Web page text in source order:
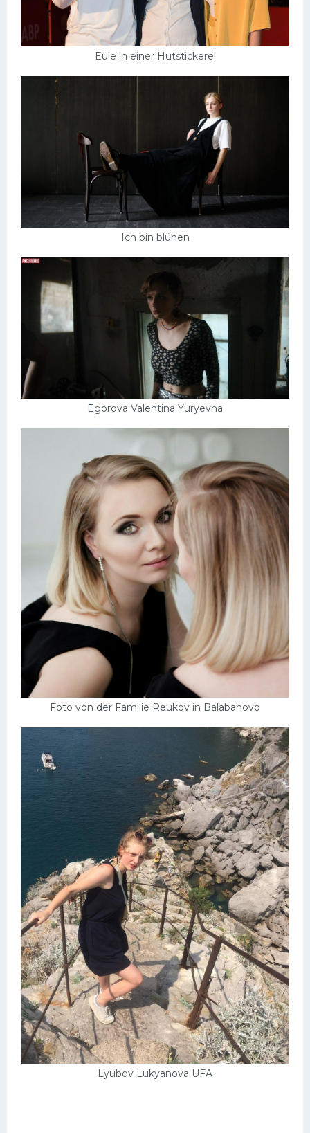
Eule in einer Hutstickerei
Ich bin blühen
Egorova Valentina Yuryevna
Foto von der Familie Reukov in Balabanovo
Lyubov Lukyanova UFA